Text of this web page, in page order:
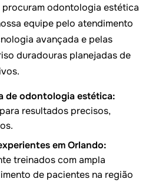
procuram odontologia estética
equipe pelo atendimento
avançada e pelas
duradouras planejadas de
de odontologia estética:
resultados precisos,
em Orlando:
treinados com ampla
de pacientes na região